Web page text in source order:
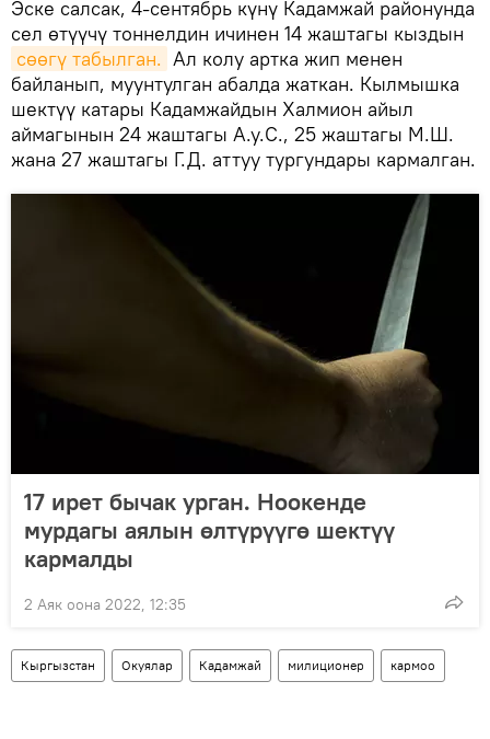
Эске салсак, 4-сентябрь күнү Кадамжай районунда
сел өтүүчү тоннелдин ичинен 14 жаштагы кыздын
сөөгү табылган. Ал колу артка жип менен
байланып, муунтулган абалда жаткан. Кылмышка
шектүү катары Кадамжайдын Халмион айыл
аймагынын 24 жаштагы А.у.С., 25 жаштагы М.Ш.
жана 27 жаштагы Г.Д. аттуу тургундары кармалган.
17 ирет бычак урган. Ноокенде
мурдагы аялын өлтүрүүгө шектүү
кармалды
2 Аяк оона 2022, 12:35
Кыргызстан Окуялар Кадамжай милиционер кармоо